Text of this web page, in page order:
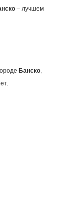
– лучшем
Банско,